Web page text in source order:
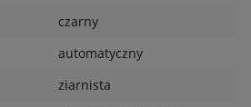
czarny
automatyczny
ziarnista